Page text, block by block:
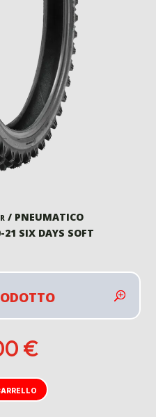
/ PNEUMATICO
21 SIX DAYS SOFT
€